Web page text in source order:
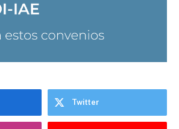
Twitter